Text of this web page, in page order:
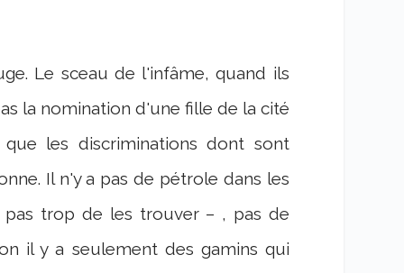
Le sceau de l'infâme, quand ils
la nomination d'une fille de la cité
les discriminations dont sont
Il n'y a pas de pétrole dans les
pas trop de les trouver – , pas de
il y a seulement des gamins qui